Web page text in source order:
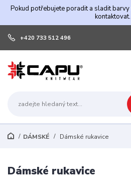
Pokud potřebujete poradit a sladit barvy
kontaktovat.
+420 733 512 496
DÁMSKÉ Dámské rukavice
Dámské rukavice